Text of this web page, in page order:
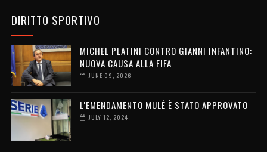
DIRITTO SPORTIVO
MICHEL PLATINI CONTRO GIANNI INFANTINO:
NUOVA CAUSA ALLA FIFA
JUNE 09, 2026
L'EMENDAMENTO MULÉ È STATO APPROVATO
JULY 12, 2024